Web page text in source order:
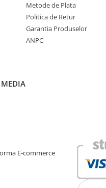
Metode de Plata
Politica de Retur
Garantia Produselor
ANPC
MEDIA
E-commerce